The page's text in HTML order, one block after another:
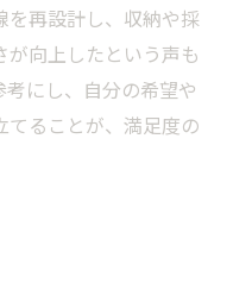
を再設計し、収納や採
向上したという声も
にし、自分の希望や
ることが、満足度の